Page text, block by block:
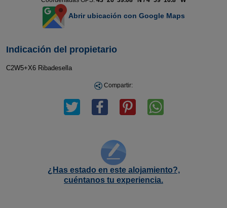
Abrir ubicación con Google Maps
Indicación del propietario
C2W5+X6 Ribadesella
Compartir:
¿Has estado en este alojamiento?,
cuéntanos tu experiencia.